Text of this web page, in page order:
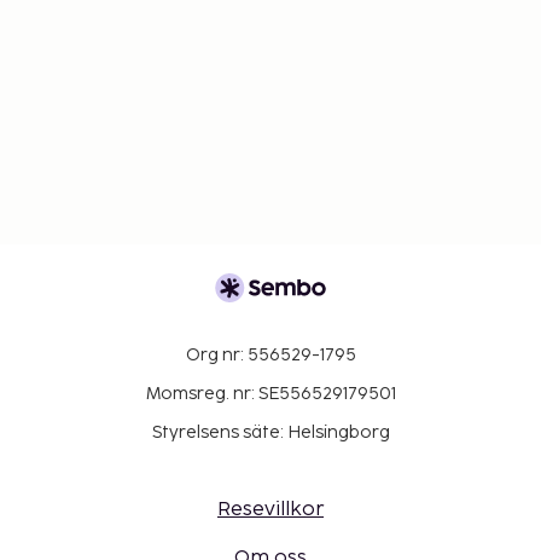
Org nr: 556529-1795
Momsreg. nr: SE556529179501
Styrelsens säte: Helsingborg
Resevillkor